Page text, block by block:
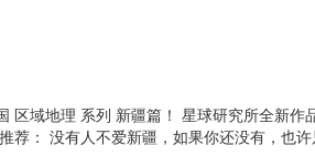
区域地理 系列 新疆篇！ 星球研究所全新作
荐： 没有人不爱新疆，如果你还没有，也